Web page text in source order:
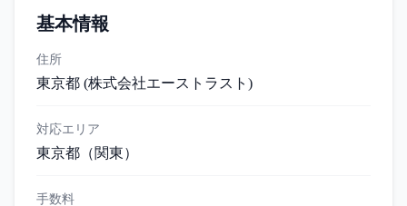
基本情報
住所
東京都 (株式会社エーストラスト)
対応エリア
東京都 （関東）
手数料